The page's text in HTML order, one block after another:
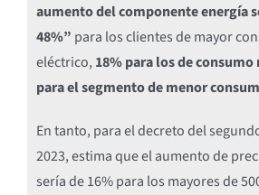
aumento del componente energía
48%” para los clientes de mayor
eléctrico, 18% para los de consumo
para el segmento de menor
En tanto, para el decreto del
2023, estima que el aumento de
sería de 16% para los mayores de